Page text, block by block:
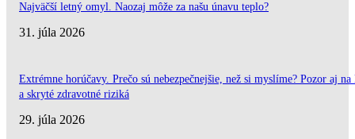
Najväčší letný omyl. Naozaj môže za našu únavu teplo?
31. júla 2026
Extrémne horúčavy. Prečo sú nebezpečnejšie, než si myslíme? Pozor aj
a skryté zdravotné riziká
29. júla 2026